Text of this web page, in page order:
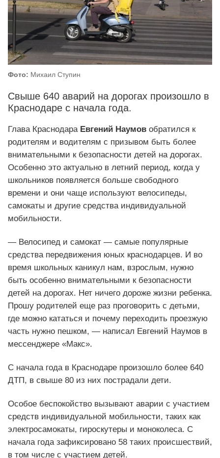
Фото: Михаил Ступин
Свыше 640 аварий на дорогах произошло в
Краснодаре с начала года.
Глава Краснодара Евгений Наумов обратился к
родителям и водителям с призывом быть более
внимательными к безопасности детей на дорогах.
Особенно это актуально в летний период, когда у
школьников появляется больше свободного
времени и они чаще используют велосипеды,
самокаты и другие средства индивидуальной
мобильности.
— Велосипед и самокат — самые популярные
средства передвижения юных краснодарцев. И во
время школьных каникул нам, взрослым, нужно
быть особенно внимательными к безопасности
детей на дорогах. Нет ничего дороже жизни ребенка.
Прошу родителей еще раз проговорить с детьми,
где можно кататься и почему переходить проезжую
часть нужно пешком, — написал Евгений Наумов в
мессенджере «Макс».
С начала года в Краснодаре произошло более 640
ДТП, в свыше 80 из них пострадали дети.
Особое беспокойство вызывают аварии с участием
средств индивидуальной мобильности, таких как
электросамокаты, гироскутеры и моноколеса. С
начала года зафиксировано 58 таких происшествий,
в том числе с участием детей.